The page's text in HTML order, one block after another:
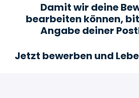
Damit wir deine
bearbeiten können,
Angabe deiner
Jetzt bewerben und